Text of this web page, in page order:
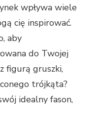
wpływa wiele
cię inspirować.
aby
do Twojej
figurą gruszki,
trójkąta?
idealny fason,